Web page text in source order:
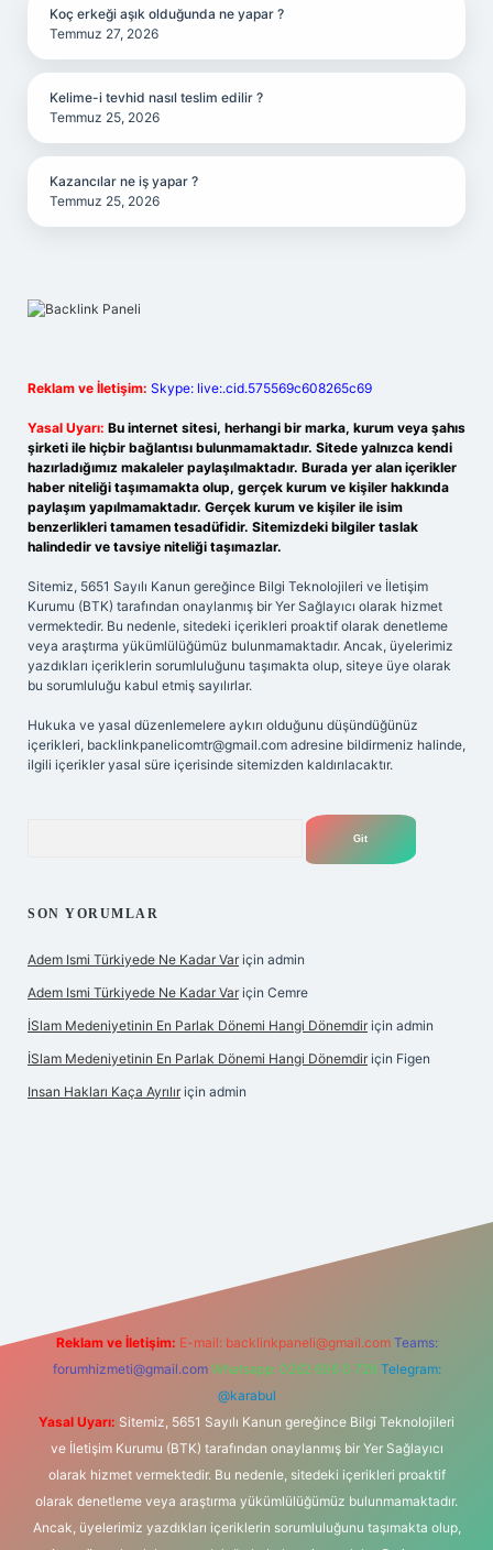
Koç erkeği aşık olduğunda ne yapar ?
Temmuz 27, 2026
Kelime-i tevhid nasıl teslim edilir ?
Temmuz 25, 2026
Kazancılar ne iş yapar ?
Temmuz 25, 2026
Reklam ve İletişim: Skype: live:.cid.575569c608265c69
Yasal Uyarı: Bu internet sitesi, herhangi bir marka, kurum veya şahıs
şirketi ile hiçbir bağlantısı bulunmamaktadır. Sitede yalnızca kendi
hazırladığımız makaleler paylaşılmaktadır. Burada yer alan içerikler
haber niteliği taşımamakta olup, gerçek kurum ve kişiler hakkında
paylaşım yapılmamaktadır. Gerçek kurum ve kişiler ile isim
benzerlikleri tamamen tesadüfidir. Sitemizdeki bilgiler taslak
halindedir ve tavsiye niteliği taşımazlar.
Sitemiz, 5651 Sayılı Kanun gereğince Bilgi Teknolojileri ve İletişim
Kurumu (BTK) tarafından onaylanmış bir Yer Sağlayıcı olarak hizmet
vermektedir. Bu nedenle, sitedeki içerikleri proaktif olarak denetleme
veya araştırma yükümlülüğümüz bulunmamaktadır. Ancak, üyelerimiz
yazdıkları içeriklerin sorumluluğunu taşımakta olup, siteye üye olarak
bu sorumluluğu kabul etmiş sayılırlar.
Hukuka ve yasal düzenlemelere aykırı olduğunu düşündüğünüz
içerikleri, backlinkpanelicomtr@gmail.com adresine bildirmeniz halinde,
ilgili içerikler yasal süre içerisinde sitemizden kaldırılacaktır.
SON YORUMLAR
Adem Ismi Türkiyede Ne Kadar Var için admin
Adem Ismi Türkiyede Ne Kadar Var için Cemre
İSlam Medeniyetinin En Parlak Dönemi Hangi Dönemdir için admin
İSlam Medeniyetinin En Parlak Dönemi Hangi Dönemdir için Figen
Insan Hakları Kaça Ayrılır için admin
Reklam ve İletişim: E-mail: backlinkpaneli@gmail.com Teams:
forumhizmeti@gmail.com Whatsapp: 0262 606 0 726 Telegram:
@karabul
Yasal Uyarı: Sitemiz, 5651 Sayılı Kanun gereğince Bilgi Teknolojileri
ve İletişim Kurumu (BTK) tarafından onaylanmış bir Yer Sağlayıcı
olarak hizmet vermektedir. Bu nedenle, sitedeki içerikleri proaktif
olarak denetleme veya araştırma yükümlülüğümüz bulunmamaktadır.
Ancak, üyelerimiz yazdıkları içeriklerin sorumluluğunu taşımakta olup,